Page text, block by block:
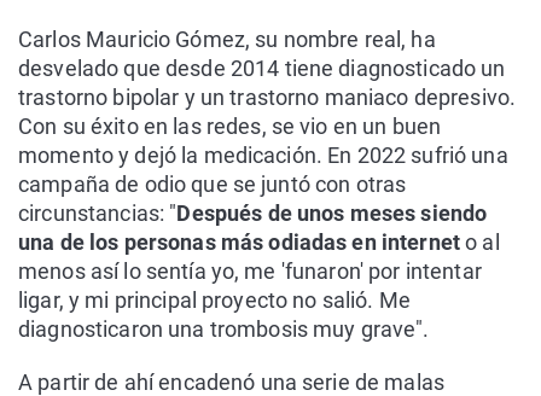
Carlos Mauricio Gómez, su nombre real, ha
desvelado que desde 2014 tiene diagnosticado un
trastorno bipolar y un trastorno maniaco depresivo.
Con su éxito en las redes, se vio en un buen
momento y dejó la medicación. En 2022 sufrió una
campaña de odio que se juntó con otras
circunstancias: "Después de unos meses siendo
una de los personas más odiadas en interneto al
menos así lo sentía yo, me 'funaron' por intentar
ligar, y mi principal proyecto no salió. Me
diagnosticaron una trombosis muy grave".
A partir de ahí encadenó una serie de malas